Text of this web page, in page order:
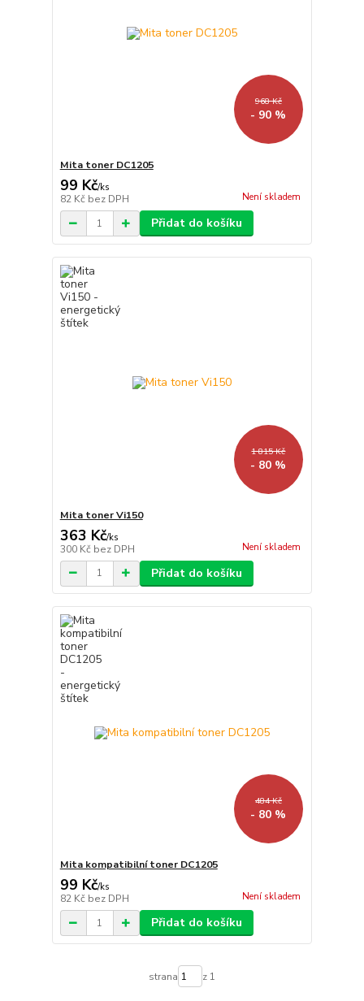
968 Kč
- 90 %
Mita toner DC1205
99 Kč/ks
82 Kč bez DPH Není skladem
Přidat do košíku
1 815 Kč
- 80 %
Mita toner Vi150
363 Kč/ks
300 Kč bez DPH Není skladem
Přidat do košíku
484 Kč
- 80 %
Mita kompatibilní toner DC1205
99 Kč/ks
82 Kč bez DPH Není skladem
Přidat do košíku
strana z 1